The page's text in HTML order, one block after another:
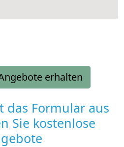
erhalten
das Formular aus
Sie kostenlose